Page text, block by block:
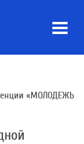
«МОЛОДЕЖЬ